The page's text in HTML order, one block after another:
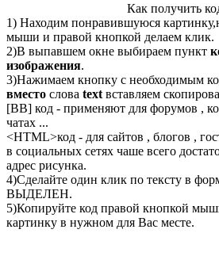
Как получить
1) Находим понравившуюся
мыши и правой кнопкой делаем клик.
2)В выпавшем окне выбираем пункт
изображения.
3)Нажимаем кнопку с необходимым
вместо слова text вставляем
[BB] код - применяют для форумов ,
чатах ...
<HTML>код - для сайтов , блогов ,
в социальных сетях чаше всего
адрес рисунка.
4)Сделайте один клик по тексту в
ВЫДЕЛЕН.
5)Копируйте код правой кнопкой
картинку в нужном для Вас месте.